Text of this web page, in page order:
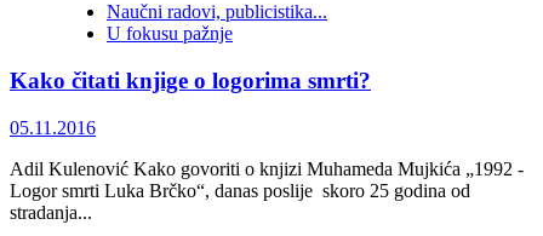
se
ne
vezati
za
neformalne
grupe,
Naučni radovi, publicistika...
U fokusu pažnje
Kako čitati knjige o logorima smrti?
05.11.2016
Adil Kulenović Kako govoriti o knjizi Muhameda Mujkića „1992 -
Logor smrti Luka Brčko“, danas poslije skoro 25 godina od
stradanja...